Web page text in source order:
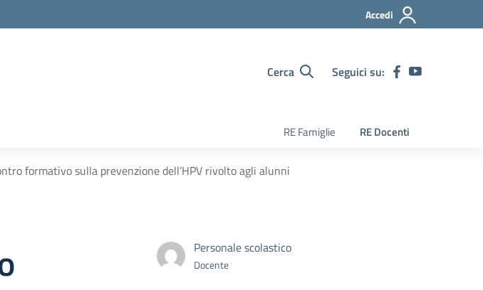
Accedi
Cerca Seguici su:
RE Famiglie RE Docenti
formativo sulla prevenzione dell’HPV rivolto agli alunni
Personale scolastico
Docente